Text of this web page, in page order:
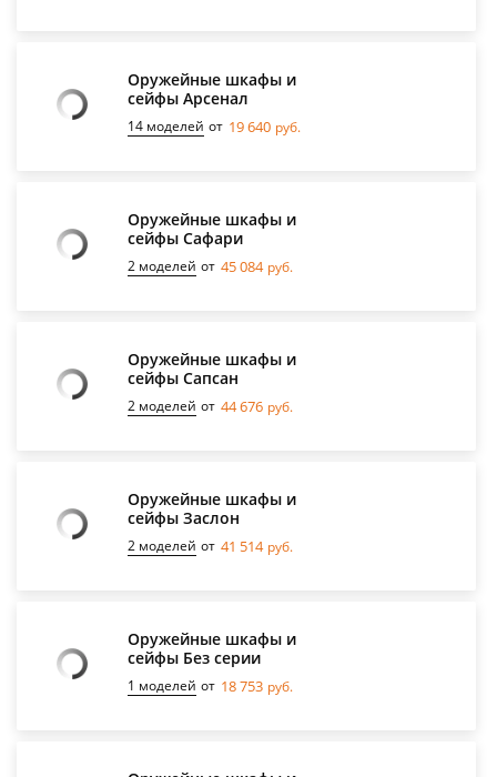
Оружейные шкафы и
сейфы Арсенал
14 моделей от 19 640 руб.
Оружейные шкафы и
сейфы Сафари
2 моделей от 45 084 руб.
Оружейные шкафы и
сейфы Сапсан
2 моделей от 44 676 руб.
Оружейные шкафы и
сейфы Заслон
2 моделей от 41 514 руб.
Оружейные шкафы и
сейфы Без серии
1 моделей от 18 753 руб.